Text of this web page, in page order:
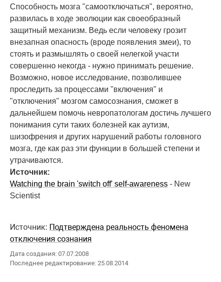
Способность мозга "самоотключаться", вероятно,
развилась в ходе эволюции как своеобразный
защитный механизм. Ведь если человеку грозит
внезапная опасность (вроде появления змеи), то
стоять и размышлять о своей нелегкой участи
совершенно некогда - нужно принимать решение.
Возможно, новое исследование, позволившее
проследить за процессами "включения" и
"отключения" мозгом самосознания, сможет в
дальнейшем помочь невропатологам достичь лучшего
понимания сути таких болезней как аутизм,
шизофрения и других нарушений работы головного
мозга, где как раз эти функции в большей степени и
утрачиваются.
Источник:
Watching the brain 'switch off' self-awareness - New
Scientist
Источник: Подтверждена реальность феномена
отключения сознания
Дата создания: 07.07.2008
Последнее редактирование: 25.08.2014